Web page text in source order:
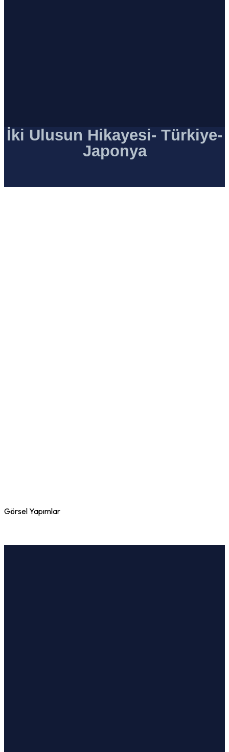
İki Ulusun Hikayesi- Türkiye-
Japonya
Görsel Yapımlar